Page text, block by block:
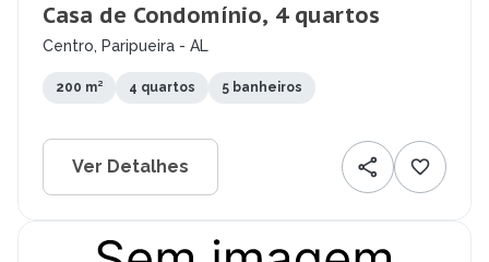
Casa de Condomínio, 4 quartos
Centro, Paripueira - AL
200 m² 4 quartos 5 banheiros
Ver Detalhes